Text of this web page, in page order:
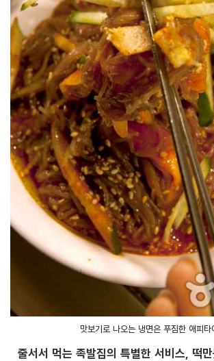
맛보기로 나오는 냉면은 푸짐한 애피타
줄서서 먹는 족발집의 특별한 서비스, 떡